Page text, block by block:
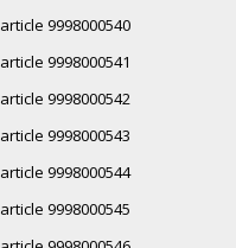
article 9998000540
article 9998000541
article 9998000542
article 9998000543
article 9998000544
article 9998000545